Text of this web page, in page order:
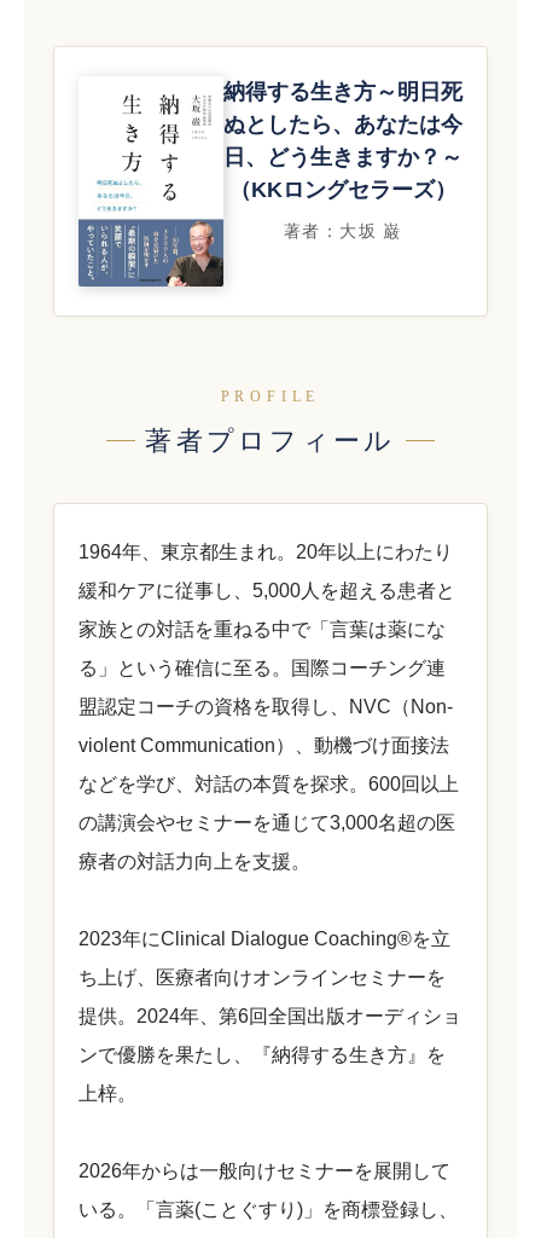
納得する生き方～明日死
ぬとしたら、あなたは今
日、どう生きますか？～
（KKロングセラーズ）
著者：大坂 巌
PROFILE
著者プロフィール
1964年、東京都生まれ。20年以上にわたり
緩和ケアに従事し、5,000人を超える患者と
家族との対話を重ねる中で「言葉は薬にな
る」という確信に至る。国際コーチング連
盟認定コーチの資格を取得し、NVC（Non-
violent Communication）、動機づけ面接法
などを学び、対話の本質を探求。600回以上
の講演会やセミナーを通じて3,000名超の医
療者の対話力向上を支援。
2023年にClinical Dialogue Coaching®を立
ち上げ、医療者向けオンラインセミナーを
提供。2024年、第6回全国出版オーディショ
ンで優勝を果たし、『納得する生き方』を
上梓。
2026年からは一般向けセミナーを展開して
いる。「言薬(ことぐすり)」を商標登録し、